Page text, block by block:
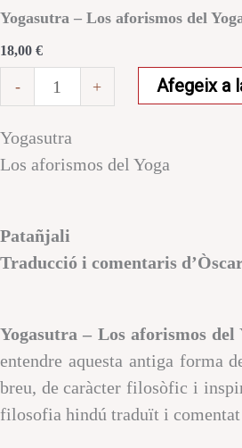
Yogasutra – Los aforismos del
18,00 €
-
Yogasutra
Los
aforismos
Yoga
+ Afegeix a
Yogasutra
Los aforismos del Yoga
Patañjali
Traducció i comentaris
Yogasutra – Los aforismos del
entendre aquesta antiga forma
breu, de caràcter filosòfic i
filosofia hindú traduït i